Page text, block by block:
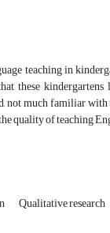
teaching in
these
much familiar
quality of teaching
Qualitative research